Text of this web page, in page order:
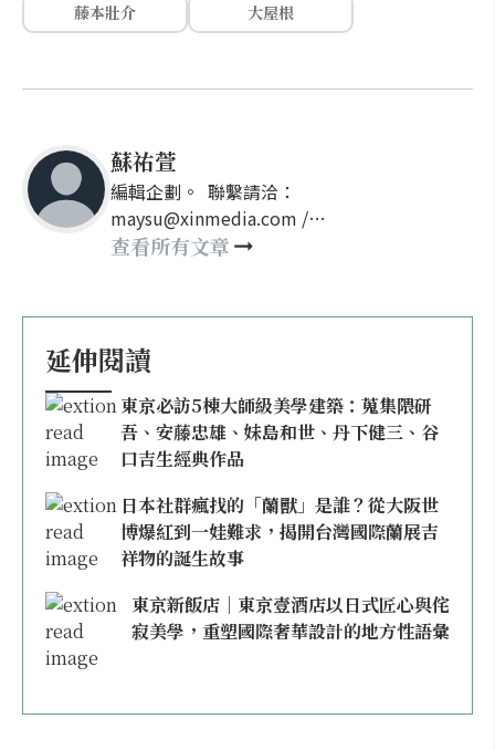
藤本壯介
大屋根
蘇祐萱
編輯企劃。 聯繫請洽：
maysu@xinmedia.com /
may860527@gmail.com
查看所有文章
延伸閱讀
東京必訪5棟大師級美學建築：蒐集隈研
吾、安藤忠雄、妹島和世、丹下健三、谷
口吉生經典作品
日本社群瘋找的「蘭獸」是誰？從大阪世
博爆紅到一娃難求，揭開台灣國際蘭展吉
祥物的誕生故事
東京新飯店｜東京壹酒店以日式匠心與侘
寂美學，重塑國際奢華設計的地方性語彙